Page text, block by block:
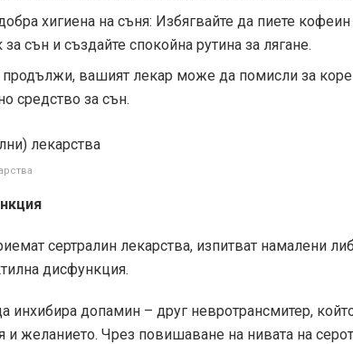
хигиена на съня: Избягвайте да пиете
сън и създайте спокойна рутина за лягане.
вашият лекар може да помисли за
средство за сън.
сертралин лекарства, изпитват намалени
дисфункция.
инхибира допамин – друг невротрансмитер,
и желанието. Чрез повишаване на нивата на